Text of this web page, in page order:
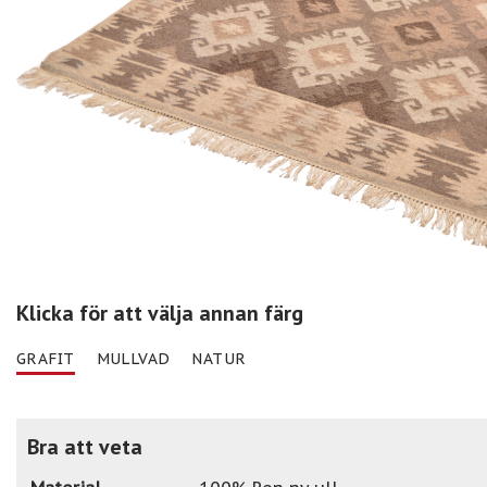
Klicka för att välja annan färg
GRAFIT MULLVAD NATUR
Bra att veta